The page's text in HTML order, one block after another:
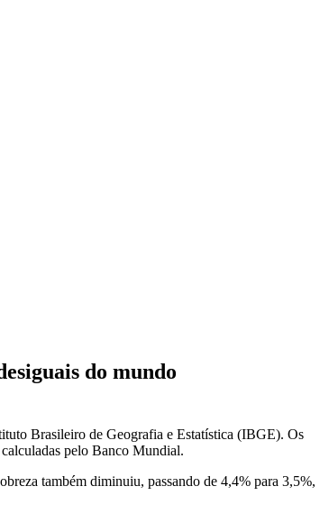
do mundo
Brasileiro de Geografia e Estatística (IBGE). Os
pelo Banco Mundial.
também diminuiu, passando de 4,4% para 3,5%,